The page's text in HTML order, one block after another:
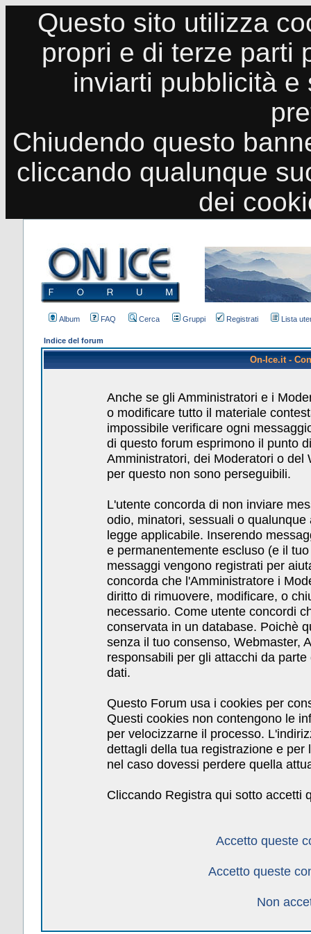
Questo sito utilizza
propri e di terze parti
inviarti pubblicità
Chiudendo questo
cliccando qualunque
dei
Album FAQ Cerca Gruppi Registrati Lista
Indice del forum
On-Ice.it -
Anche se gli Amministratori e i
o modificare tutto il materiale
impossibile verificare ogni
di questo forum esprimono il punto
Amministratori, dei Moderatori o
per questo non sono perseguibili.
L'utente concorda di non inviare
odio, minatori, sessuali o
legge applicabile. Inserendo
e permanentemente escluso (e il
messaggi vengono registrati per
concorda che l'Amministratore i
diritto di rimuovere, modificare, o
necessario. Come utente concordi
conservata in un database. Poichè
senza il tuo consenso, Webmaster,
responsabili per gli attacchi da
dati.
Questo Forum usa i cookies per
Questi cookies non contengono le
per velocizzarne il processo.
dettagli della tua registrazione e
nel caso dovessi perdere quella
Cliccando Registra qui sotto accetti
Accetto queste
Accetto queste
Non